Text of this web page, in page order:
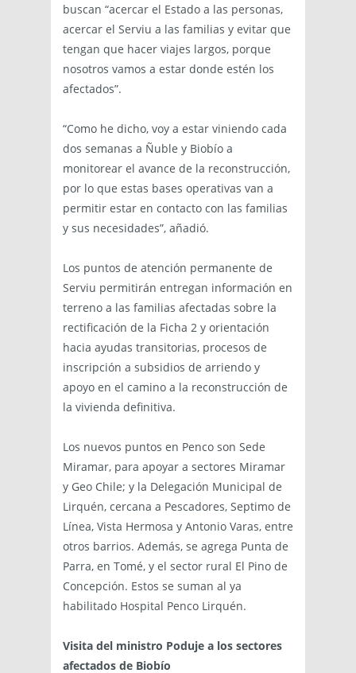
buscan “acercar el Estado a las personas,
acercar el Serviu a las familias y evitar que
tengan que hacer viajes largos, porque
nosotros vamos a estar donde estén los
afectados”.
“Como he dicho, voy a estar viniendo cada
dos semanas a Ñuble y Biobío a
monitorear el avance de la reconstrucción,
por lo que estas bases operativas van a
permitir estar en contacto con las familias
y sus necesidades”, añadió.
Los puntos de atención permanente de
Serviu permitirán entregan información en
terreno a las familias afectadas sobre la
rectificación de la Ficha 2 y orientación
hacia ayudas transitorias, procesos de
inscripción a subsidios de arriendo y
apoyo en el camino a la reconstrucción de
la vivienda definitiva.
Los nuevos puntos en Penco son Sede
Miramar, para apoyar a sectores Miramar
y Geo Chile; y la Delegación Municipal de
Lirquén, cercana a Pescadores, Septimo de
Línea, Vista Hermosa y Antonio Varas, entre
otros barrios. Además, se agrega Punta de
Parra, en Tomé, y el sector rural El Pino de
Concepción. Estos se suman al ya
habilitado Hospital Penco Lirquén.
Visita del ministro Poduje a los sectores
afectados de Biobío